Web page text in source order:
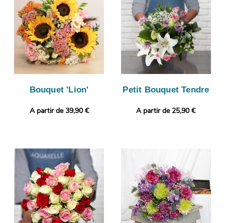
Bouquet 'Lion'
A partir de 39,90 €
Petit Bouquet Tendre
A partir de 25,90 €